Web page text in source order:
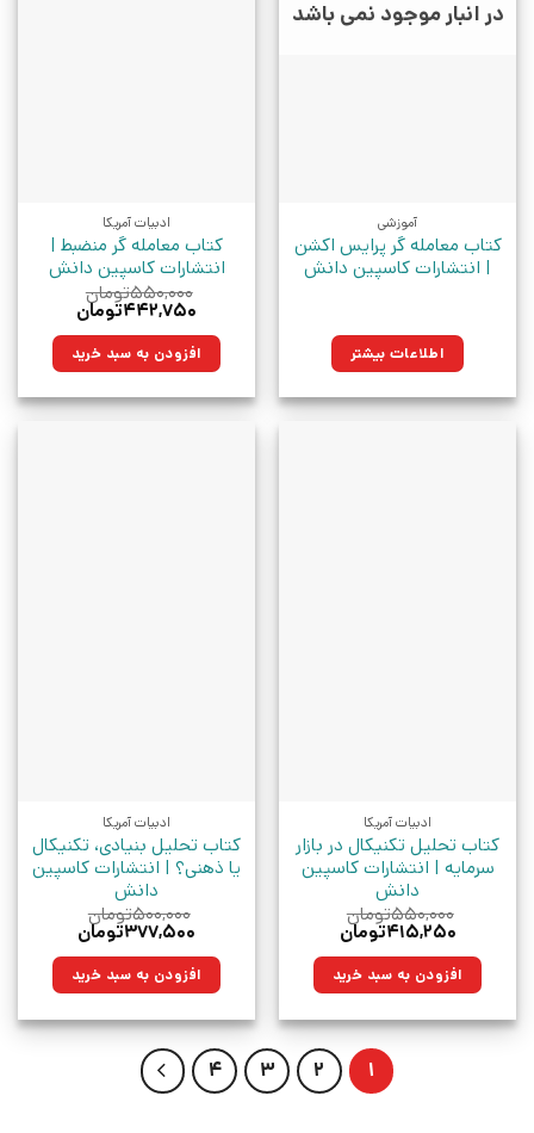
در انبار موجود نمی باشد
آموزشی
کتاب معامله گر پرایس اکشن
| انتشارات کاسپین دانش
اطلاعات بیشتر
ادبیات آمریکا
کتاب معامله گر منضبط |
انتشارات کاسپین دانش
۵۵۰,۰۰۰تومان
قیمت
۵۵۰,۰۰۰تومان
بود.
۴۴۲,۷۵۰تومان
۴۴۲,۷۵۰تومان.افزودن به سبد خرید
ادبیات آمریکا
کتاب تحلیل تکنیکال در بازار
سرمایه | انتشارات کاسپین
دانش
۵۵۰,۰۰۰تومان
قیمت
۵۵۰,۰۰۰تومان
بود.
۴۱۵,۲۵۰تومان
۴۱۵,۲۵۰تومان.افزودن به سبد خرید
ادبیات آمریکا
کتاب تحلیل بنیادی، تکنیکال
یا ذهنی؟ | انتشارات کاسپین
دانش
۵۰۰,۰۰۰تومان
قیمت
۵۰۰,۰۰۰تومان
بود.
۳۷۷,۵۰۰تومان
۳۷۷,۵۰۰تومان.افزودن به سبد خرید
1
2
3
4